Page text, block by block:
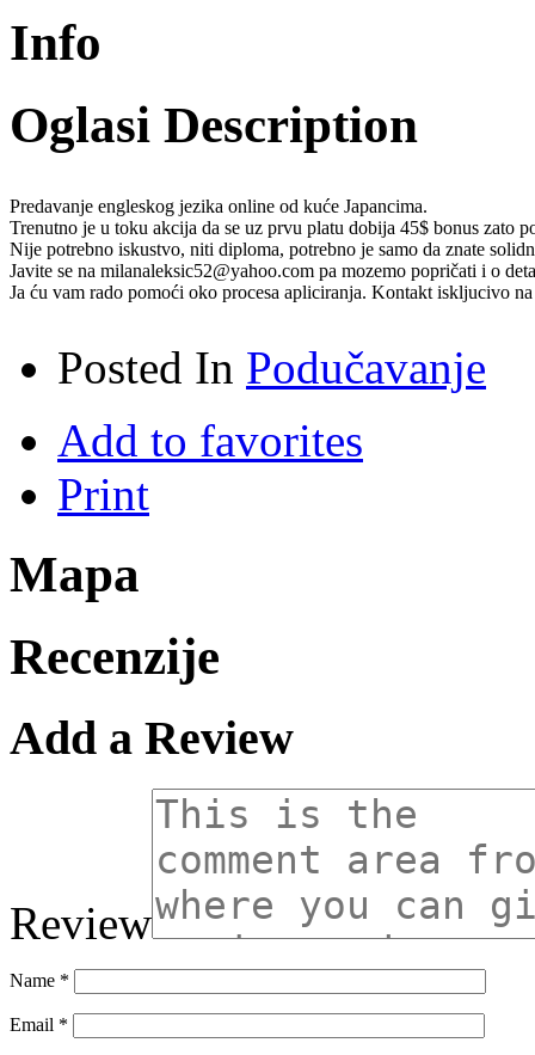
Info
Oglasi Description
Predavanje engleskog jezika online od kuće Japancima.
Trenutno je u toku akcija da se uz prvu platu dobija 45$ bonus zato
Nije potrebno iskustvo, niti diploma, potrebno je samo da znate
Javite se na milanaleksic52@yahoo.com pa mozemo popričati i o
Ja ću vam rado pomoći oko procesa apliciranja. Kontakt iskljucivo
Posted In Podučavanje
Add to favorites
Print
Mapa
Recenzije
Add a Review
Review
Name *
Email *